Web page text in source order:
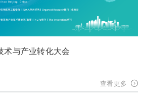
术与产业转化大会
查看更多